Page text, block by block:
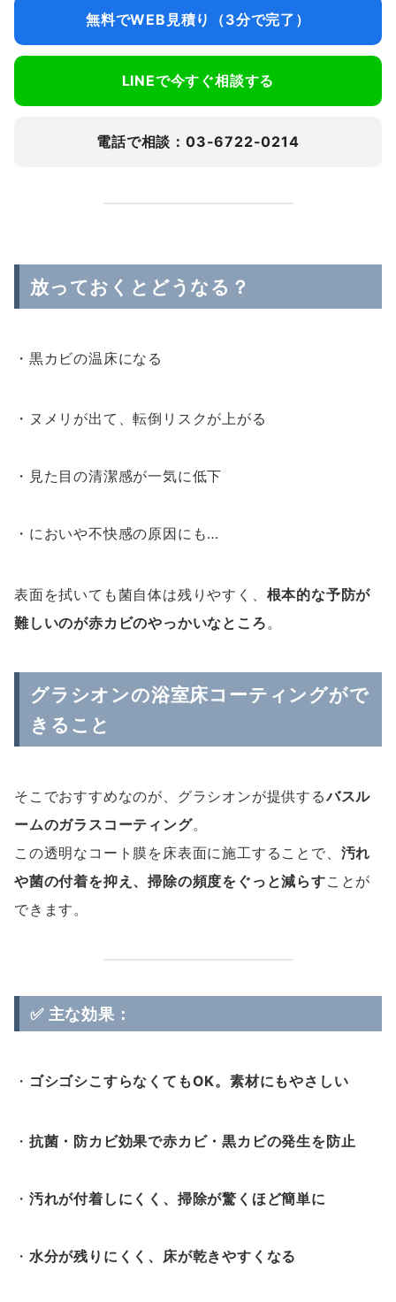
無料でWEB見積り（3分で完了）
LINEで今すぐ相談する
電話で相談：03-6722-0214
放っておくとどうなる？
・黒カビの温床になる
・ヌメリが出て、転倒リスクが上がる
・見た目の清潔感が一気に低下
・においや不快感の原因にも…
表面を拭いても菌自体は残りやすく、 根本的な予防が
難しいのが赤カビのやっかいなところ。
グラシオンの浴室床コーティングがで
きること
そこでおすすめなのが、グラシオンが提供するバスル
ームのガラスコーティング。
この透明なコート膜を床表面に施工することで、 汚れ
や菌の付着を抑え、掃除の頻度をぐっと減らすことが
できます。
✅ 主な効果：
・ ゴシゴシこすらなくてもOK。素材にもやさしい
・ 抗菌・防カビ効果で赤カビ・黒カビの発生を防止
・ 汚れが付着しにくく、掃除が驚くほど簡単に
・ 水分が残りにくく、床が乾きやすくなる